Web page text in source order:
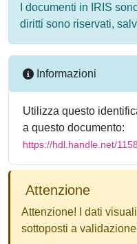
I documenti in IRIS
diritti sono riservati,
Informazioni
Utilizza questo
a questo documento:
https://hdl.handle.net/
Attenzione
Attenzione! I dati
sottoposti a